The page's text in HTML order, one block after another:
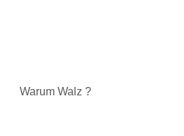
Warum Walz ?